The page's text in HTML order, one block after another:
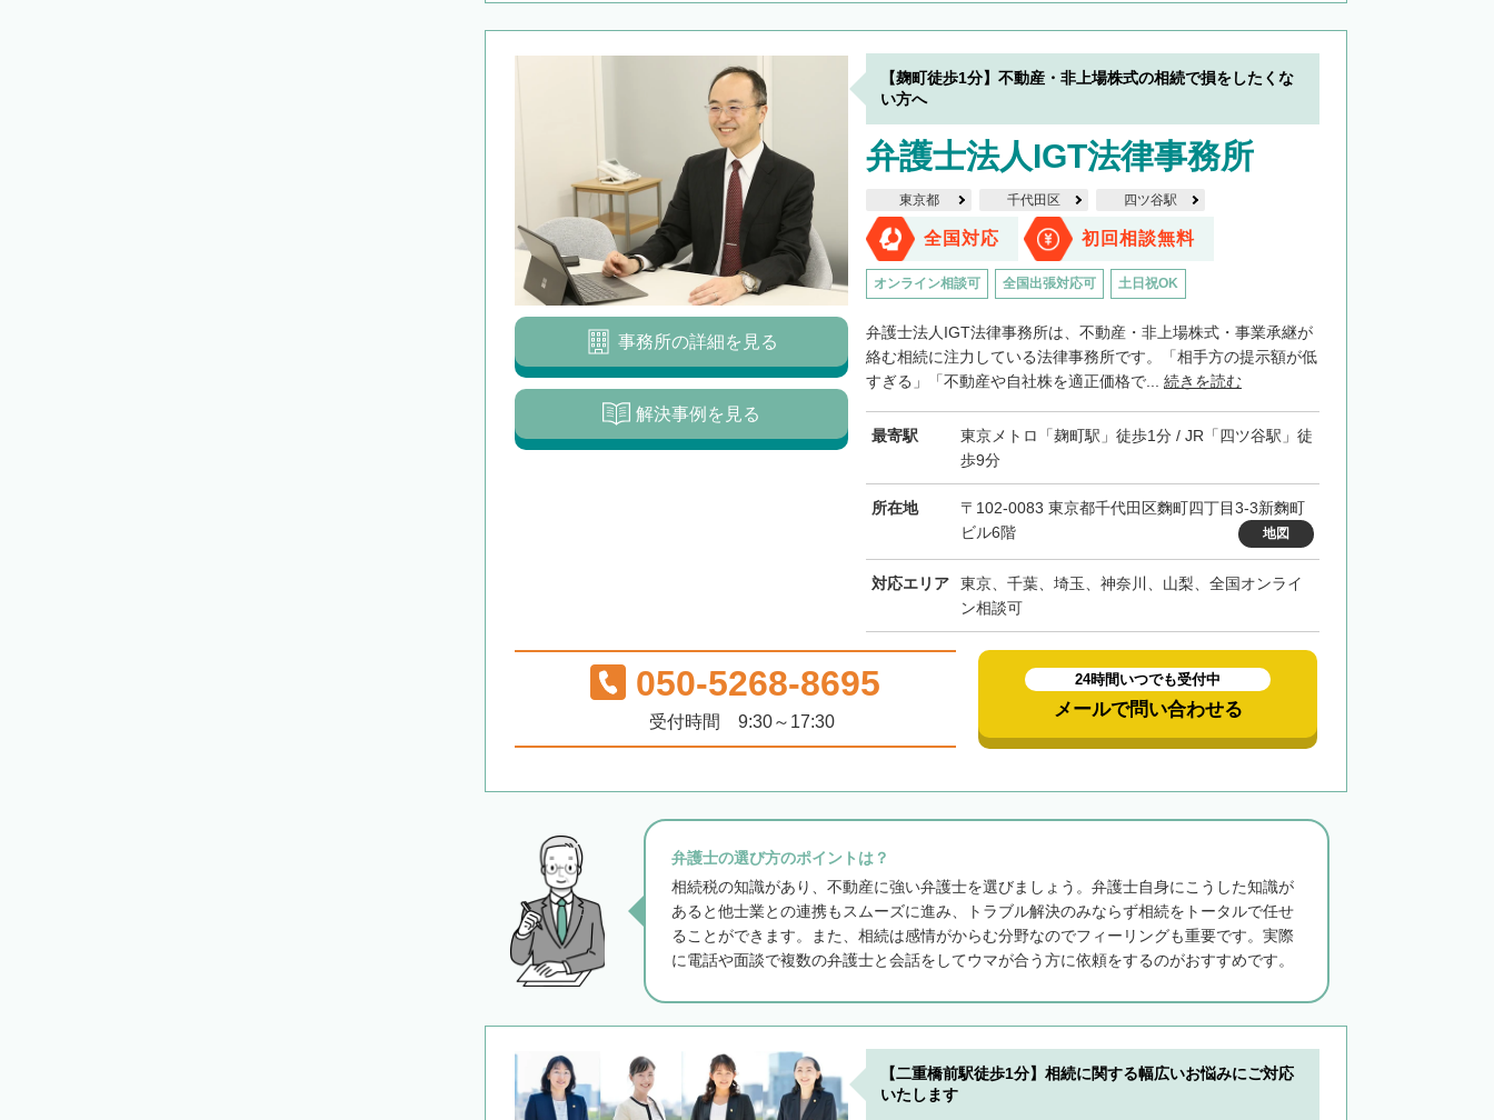
【麹町徒歩1分】不動産・非上場株式の相続で損をしたくな
い方へ
弁護士法人IGT法律事務所
東京都 千代田区 四ツ谷駅
全国対応 初回相談無料
オンライン相談可 全国出張対応可 土日祝OK
弁護士法人IGT法律事務所は、不動産・非上場株式・事業承継が
絡む相続に注力している法律事務所です。「相手方の提示額が低
すぎる」「不動産や自社株を適正価格で... 続きを読む
最寄駅
東京メトロ「麹町駅」徒歩1分 / JR「四ツ谷駅」徒
歩9分
所在地
〒102-0083 東京都千代田区麴町四丁目3-3新麴町
ビル6階
地図
対応エリア
東京、千葉、埼玉、神奈川、山梨、全国オンライ
ン相談可
事務所の詳細を見る
解決事例を見る
050-5268-8695
受付時間 9:30～17:30
24時間いつでも受付中
メールで問い合わせる
弁護士の選び方のポイントは？
相続税の知識があり、不動産に強い弁護士を選びましょう。弁護士自身にこうした知識が
あると他士業との連携もスムーズに進み、トラブル解決のみならず相続をトータルで任せ
ることができます。また、相続は感情がからむ分野なのでフィーリングも重要です。実際
に電話や面談で複数の弁護士と会話をしてウマが合う方に依頼をするのがおすすめです。
【二重橋前駅徒歩1分】相続に関する幅広いお悩みにご対応
いたします